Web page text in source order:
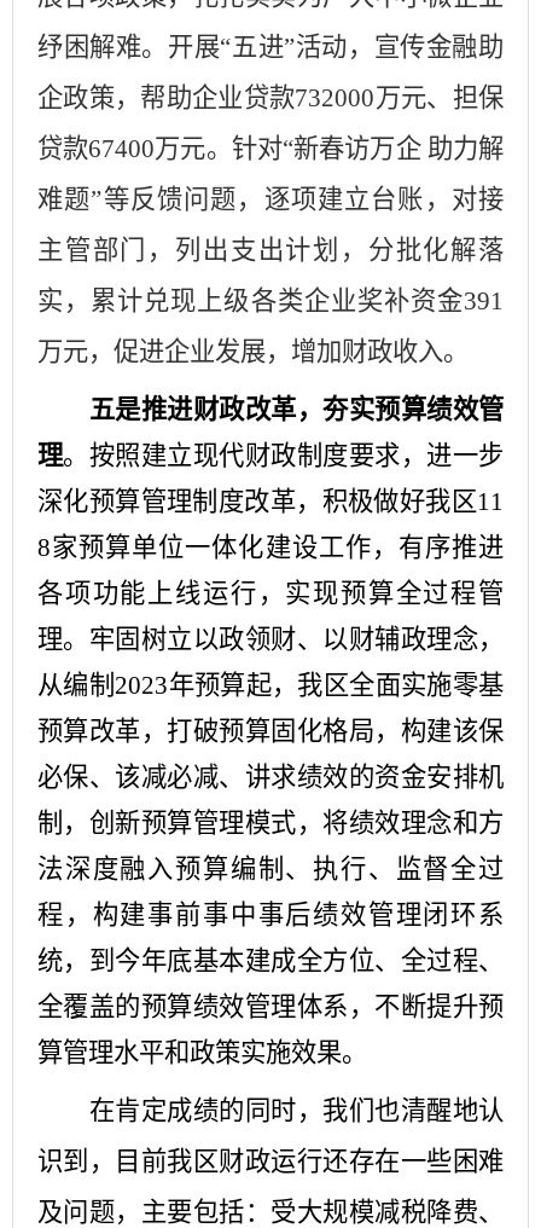
纾困解难。开展“五进”活动，宣传金融助
企政策，帮助企业贷款732000万元、担保
贷款67400万元。针对“新春访万企 助力解
难题”等反馈问题，逐项建立台账，对接
主管部门，列出支出计划，分批化解落
实，累计兑现上级各类企业奖补资金391
万元，促进企业发展，增加财政收入。
五是推进财政改革，夯实预算绩效管
理。 按照建立现代财政制度要求，进一步
深化预算管理制度改革，积极做好我区11
8家预算单位一体化建设工作，有序推进
各项功能上线运行，实现预算全过程管
理。牢固树立以政领财、以财辅政理念，
从编制 2023年预算起，我区全面实施零基
预算改革，打破预算固化格局，构建该保
必保、该减必减、讲求绩效的资金安排机
制 ， 创新预算管理模式， 将绩效理念和方
法深度融入预算编制、执行、监督全过
程，构建事前事中事后绩效管理闭环系
统， 到 今年底基本建成全方位、全过程、
全覆盖的预算绩效管理体系 ，不断提升预
算管理水平和政策实施效果。
在肯定成绩的同时，我们也清醒地认
识到，目前我区财政运行还存在一些困难
及问题，主要包括：受大规模减税降费、